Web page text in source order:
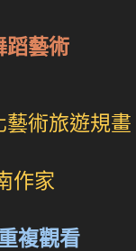
蹈藝術
藝術旅遊規畫
作家
複觀看